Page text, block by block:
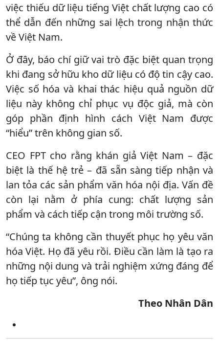
việc thiếu dữ liệu tiếng Việt chất lượng cao có
thể dẫn đến những sai lệch trong nhận thức
về Việt Nam.
Ở đây, báo chí giữ vai trò đặc biệt quan trọng
khi đang sở hữu kho dữ liệu có độ tin cậy cao.
Việc số hóa và khai thác hiệu quả nguồn dữ
liệu này không chỉ phục vụ độc giả, mà còn
góp phần định hình cách Việt Nam được
“hiểu” trên không gian số.
CEO FPT cho rằng khán giả Việt Nam – đặc
biệt là thế hệ trẻ – đã sẵn sàng tiếp nhận và
lan tỏa các sản phẩm văn hóa nội địa. Vấn đề
còn lại nằm ở phía cung: chất lượng sản
phẩm và cách tiếp cận trong môi trường số.
“Chúng ta không cần thuyết phục họ yêu văn
hóa Việt. Họ đã yêu rồi. Điều cần làm là tạo ra
những nội dung và trải nghiệm xứng đáng để
họ tiếp tục yêu”, ông nói.
Theo Nhân Dân